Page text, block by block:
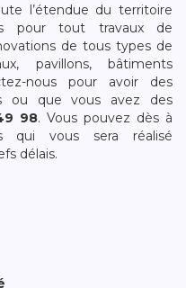
l’étendue du territoire
pour tout travaux de
de tous types de
pavillons, bâtiments
nous pour avoir des
ou que vous avez des
98. Vous pouvez dès à
qui vous sera réalisé
délais.